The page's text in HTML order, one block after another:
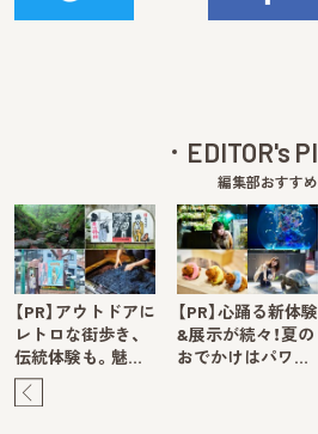
EDITOR's
編集部おすすめ
【PR】アウトドアに
レトロな街歩き、
伝統体験も。魅…
【PR】心踊る新体験
&展示が続々！夏の
おでかけはパワ…